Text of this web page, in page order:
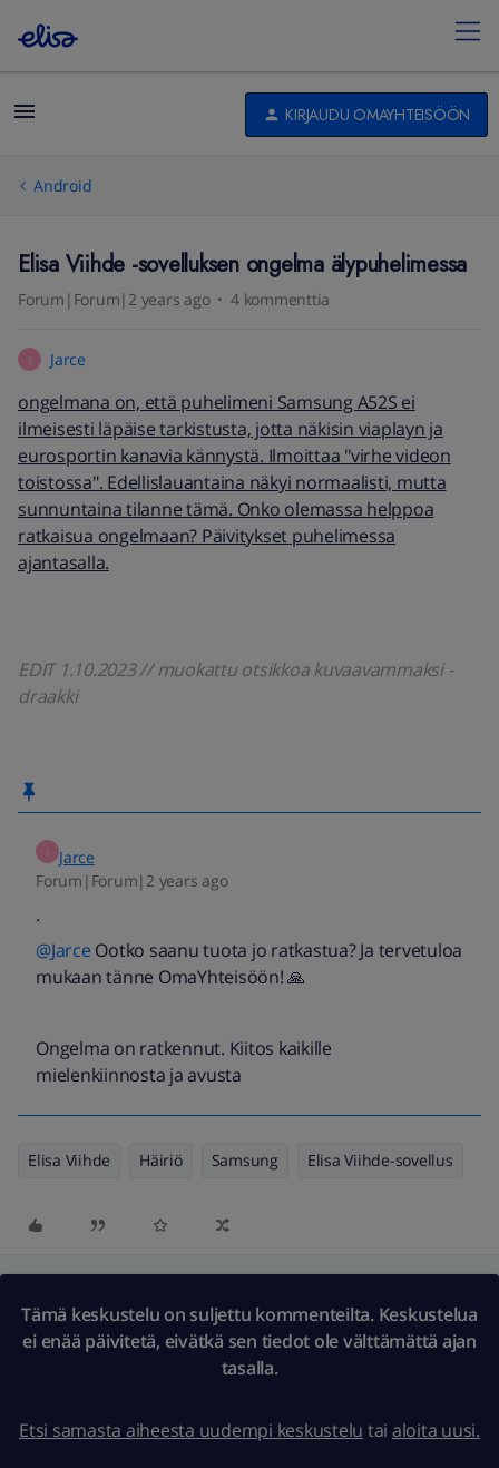
KIRJAUDU OMAYHTEISÖÖN
Android
Elisa Viihde -sovelluksen ongelma älypuhelimessa
Forum|Forum|2 years ago 4 kommenttia
Jarce
ongelmana on, että puhelimeni Samsung A52S ei
ilmeisesti läpäise tarkistusta, jotta näkisin viaplayn ja
eurosportin kanavia kännystä. Ilmoittaa "virhe videon
toistossa". Edellislauantaina näkyi normaalisti, mutta
sunnuntaina tilanne tämä. Onko olemassa helppoa
ratkaisua ongelmaan? Päivitykset puhelimessa
ajantasalla.
EDIT 1.10.2023 // muokattu otsikkoa kuvaavammaksi -
draakki
Jarce
Forum|Forum|2 years ago
.
@Jarce Ootko saanu tuota jo ratkastua? Ja tervetuloa
mukaan tänne OmaYhteisöön! 🙏
Ongelma on ratkennut. Kiitos kaikille
mielenkiinnosta ja avusta
Elisa Viihde Häiriö Samsung Elisa Viihde-sovellus
Tämä keskustelu on suljettu kommenteilta. Keskustelua
ei enää päivitetä, eivätkä sen tiedot ole välttämättä ajan
tasalla.
Etsi samasta aiheesta uudempi keskustelu tai aloita uusi.